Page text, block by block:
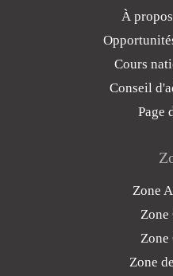
À
Cours
Conseil
Page
Zone
Zone
Zone
Zone